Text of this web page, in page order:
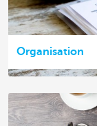
Organisation